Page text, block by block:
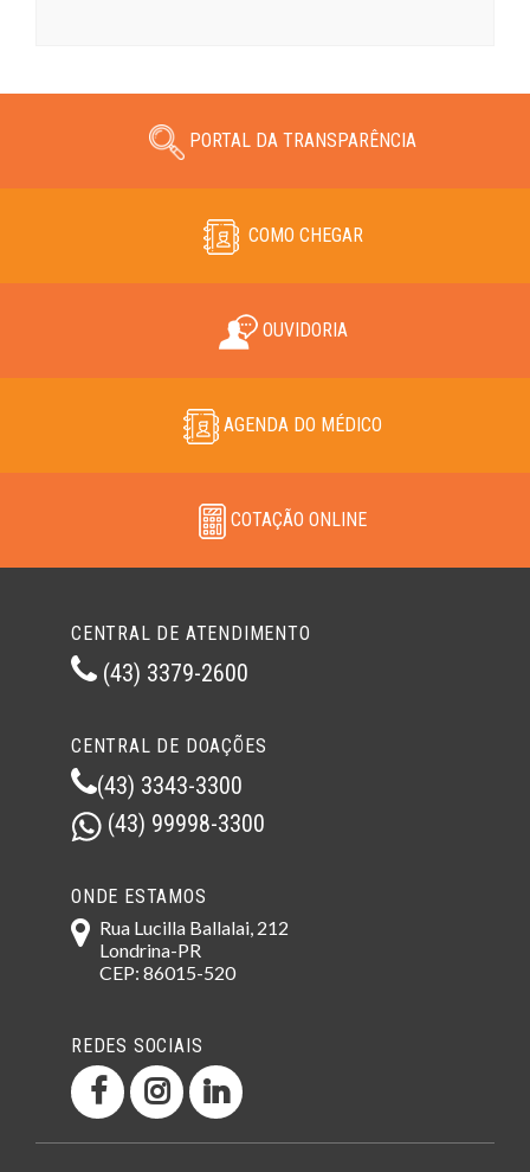
PORTAL DA TRANSPARÊNCIA
COMO CHEGAR
OUVIDORIA
AGENDA DO MÉDICO
COTAÇÃO ONLINE
CENTRAL DE ATENDIMENTO
(43) 3379-2600
CENTRAL DE DOAÇÕES
(43) 3343-3300
(43) 99998-3300
ONDE ESTAMOS
Rua Lucilla Ballalai, 212
Londrina-PR
CEP: 86015-520
REDES SOCIAIS